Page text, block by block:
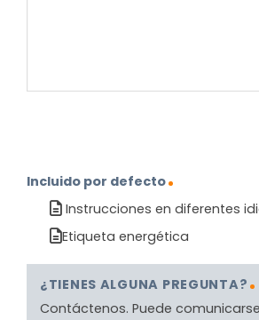
Incluido por defecto
Instrucciones en diferentes
Etiqueta energética
¿TIENES ALGUNA PREGUNTA?
Contáctenos. Puede